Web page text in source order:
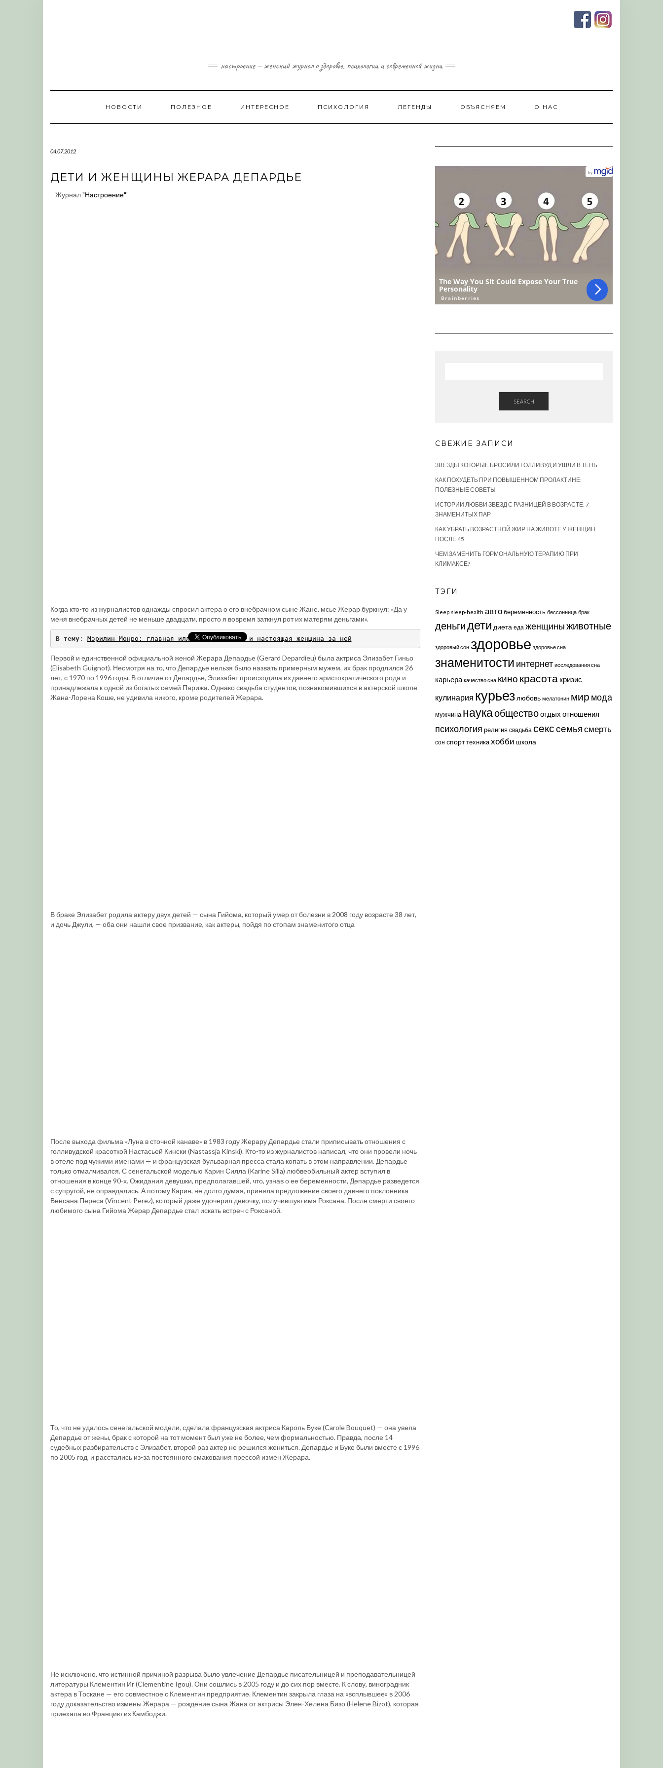
настроение — женский журнал о здоровье, психологии и современной жизни
НОВОСТИ ПОЛЕЗНОЕ ИНТЕРЕСНОЕ ПСИХОЛОГИЯ ЛЕГЕНДЫ ОБЪЯСНЯЕМ О НАС
04.07.2012
ДЕТИ И ЖЕНЩИНЫ ЖЕРАРА ДЕПАРДЬЕ
Журнал"Настроение"'
Когда кто-то из журналистов однажды спросил актера о его внебрачном сыне Жане, мсье Жерар буркнул: «Да у
меня внебрачных детей не меньше двадцати, просто я вовремя заткнул рот их матерям деньгами».
В тему: Мэрилин Монро: главная иллюзия Голливуда и настоящая женщина за ней
Первой и единственной официальной женой Жерара Депардье (Gerard Depardieu) была актриса Элизабет Гиньо
(Elisabeth Guignot). Несмотря на то, что Депардье нельзя было назвать примерным мужем, их брак продлился 26
лет, с 1970 по 1996 годы. В отличие от Депардье, Элизабет происходила из давнего аристократического рода и
принадлежала к одной из богатых семей Парижа. Однако свадьба студентов, познакомившихся в актерской школе
Жана-Лорена Коше, не удивила никого, кроме родителей Жерара.
В браке Элизабет родила актеру двух детей — сына Гийома, который умер от болезни в 2008 году возрасте 38 лет,
и дочь Джули, — оба они нашли свое призвание, как актеры, пойдя по стопам знаменитого отца
После выхода фильма «Луна в сточной канаве» в 1983 году Жерару Депардье стали приписывать отношения с
голливудской красоткой Настасьей Кински (Nastassja Kinski). Кто-то из журналистов написал, что они провели ночь
в отеле под чужими именами — и французская бульварная пресса стала копать в этом направлении. Депардье
только отмалчивался. С сенегальской моделью Карин Силла (Karine Silla) любвеобильный актер вступил в
отношения в конце 90-х. Ожидания девушки, предполагавшей, что, узнав о ее беременности, Депардье разведется
с супругой, не оправдались. А потому Карин, не долго думая, приняла предложение своего давнего поклонника
Венсана Переса (Vincent Perez), который даже удочерил девочку, получившую имя Роксана. После смерти своего
любимого сына Гийома Жерар Депардье стал искать встреч с Роксаной.
То, что не удалось сенегальской модели, сделала французская актриса Кароль Буке (Carole Bouquet) — она увела
Депардье от жены, брак с которой на тот момент был уже не более, чем формальностью. Правда, после 14
судебных разбирательств с Элизабет, второй раз актер не решился жениться. Депардье и Буке были вместе с 1996
по 2005 год, и расстались из-за постоянного смакования прессой измен Жерара.
Не исключено, что истинной причиной разрыва было увлечение Депардье писательницей и преподавательницей
литературы Клементин Иг (Clementine Igou). Они сошлись в 2005 году и до сих пор вместе. К слову, виноградник
актера в Тоскане — его совместное с Клементин предприятие. Клементин закрыла глаза на «всплывшее» в 2006
году доказательство измены Жерара — рождение сына Жана от актрисы Элен-Хелена Бизо (Helene Bizot), которая
приехала во Францию из Камбоджи.
SEARCH
СВЕЖИЕ ЗАПИСИ
ЗВЕЗДЫ КОТОРЫЕ БРОСИЛИ ГОЛЛИВУД И УШЛИ В ТЕНЬ
КАК ПОХУДЕТЬ ПРИ ПОВЫШЕННОМ ПРОЛАКТИНЕ:
ПОЛЕЗНЫЕ СОВЕТЫ
ИСТОРИИ ЛЮБВИ ЗВЕЗД С РАЗНИЦЕЙ В ВОЗРАСТЕ: 7
ЗНАМЕНИТЫХ ПАР
КАК УБРАТЬ ВОЗРАСТНОЙ ЖИР НА ЖИВОТЕ У ЖЕНЩИН
ПОСЛЕ 45
ЧЕМ ЗАМЕНИТЬ ГОРМОНАЛЬНУЮ ТЕРАПИЮ ПРИ
КЛИМАКСЕ?
ТЭГИ
Sleep sleep-health автобеременность бессонница брак
деньгидети диета еда женщиныживотные
здоровый сон здоровье здоровье сна
знаменитости интернет исследования сна
карьера качество сна кино красота кризис
кулинария курьез любовь мелатонин мир мода
мужчина наукаобществоотдых отношения
психология религия свадьба секссемья смерть
сон спорттехникахобби школа